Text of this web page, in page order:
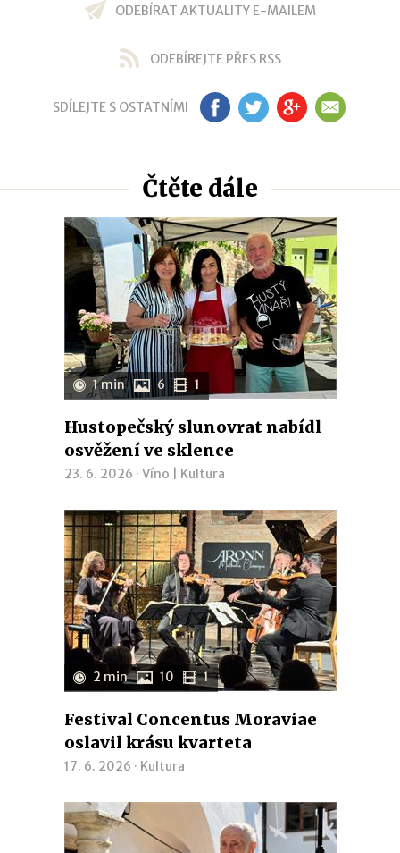
ODEBÍRAT AKTUALITY E-MAILEM
ODEBÍREJTE PŘES RSS
SDÍLEJTE S OSTATNÍMI FB TW GP EM
Čtěte dále
1 min 6 1
Hustopečský slunovrat nabídl
osvěžení ve sklence
23. 6. 2026 · Víno Kultura
2 min 10 1
Festival Concentus Moraviae
oslavil krásu kvarteta
17. 6. 2026 · Kultura